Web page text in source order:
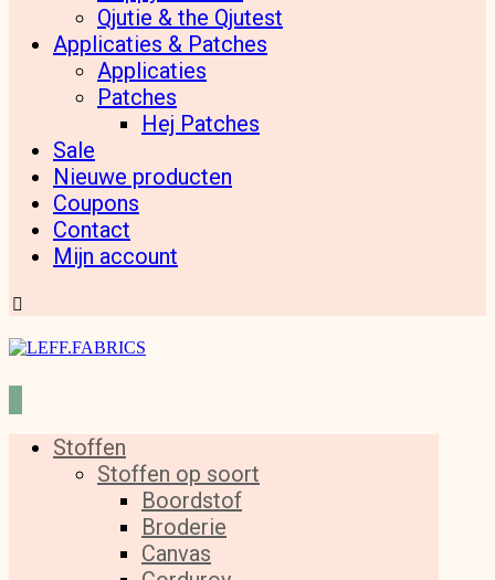
Qjutie & the Qjutest
Applicaties & Patches
Applicaties
Patches
Hej Patches
Sale
Nieuwe producten
Coupons
Contact
Mijn account
Stoffen
Stoffen op soort
Boordstof
Broderie
Canvas